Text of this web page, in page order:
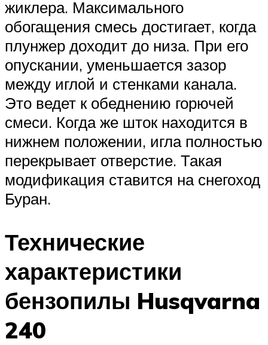
жиклера. Максимального
обогащения смесь достигает, когда
плунжер доходит до низа. При его
опускании, уменьшается зазор
между иглой и стенками канала.
Это ведет к обеднению горючей
смеси. Когда же шток находится в
нижнем положении, игла полностью
перекрывает отверстие. Такая
модификация ставится на снегоход
Буран.
Технические
характеристики
бензопилы Husqvarna
240